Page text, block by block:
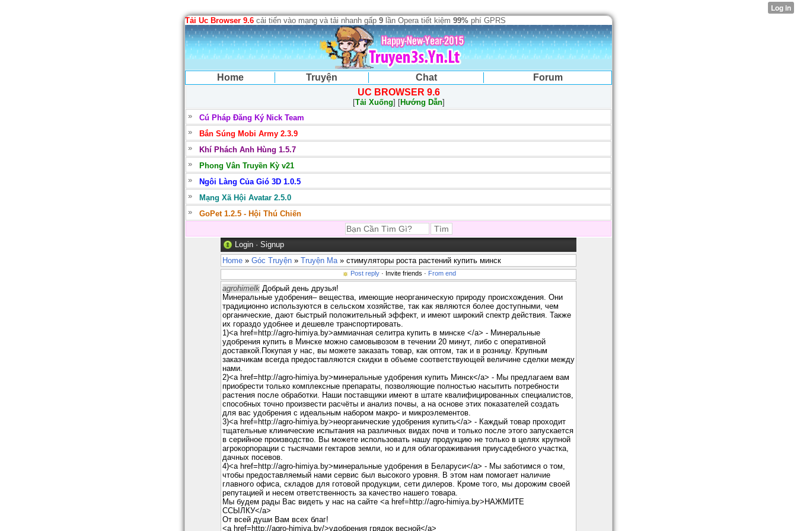
Tải Uc Browser 9.6 cải tiến vào mạng và tải nhanh gấp 9 lần Opera tiết kiệm 99% phí GPRS
Home Truyện Chat
Forum
UC BROWSER 9.6
[Tải Xuống] [Hướng Dẫn]
Cú Pháp Đăng Ký Nick Team
Bắn Súng Mobi Army 2.3.9
Khí Phách Anh Hùng 1.5.7
Phong Vân Truyền Kỳ v21
Ngôi Làng Của Gió 3D 1.0.5
Mạng Xã Hội Avatar 2.5.0
GoPet 1.2.5 - Hội Thú Chiến
Login · Signup
Home » Góc Truyện » Truyện Ma» стимуляторы роста растений купить минск
Post reply · Invite friends · From end
agrohimelk Добрый день друзья!
Минеральные удобрения– вещества, имеющие неорганическую природу происхождения. Они
традиционно используются в сельском хозяйстве, так как являются более доступными, чем
органические, дают быстрый положительный эффект, и имеют широкий спектр действия. Также
их гораздо удобнее и дешевле транспортировать.
1)<a href=http://agro-himiya.by>аммиачная селитра купить в минске </a> - Минеральные
удобрения купить в Минске можно самовывозом в течении 20 минут, либо c оперативной
доставкой.Покупая у нас, вы можете заказать товар, как оптом, так и в розницу. Крупным
заказчикам всегда предоставляются скидки в объеме соответствующей величине сделки между
нами.
2)<a href=http://agro-himiya.by>минеральные удобрения купить Минск</a> - Мы предлагаем вам
приобрести только комплексные препараты, позволяющие полностью насытить потребности
растения после обработки. Наши поставщики имеют в штате квалифицированных специалистов,
способных точно произвести расчёты и анализ почвы, а на основе этих показателей создать
для вас удобрения с идеальным набором макро- и микроэлементов.
3)<a href=http://agro-himiya.by>неорганические удобрения купить</a> - Каждый товар проходит
тщательные клинические испытания на различных видах почв и только после этого запускается
в серийное производство. Вы можете использовать нашу продукцию не только в целях крупной
агрокорпорации с тысячами гектаров земли, но и для облагораживания приусадебного участка,
дачных посевов.
4)<a href=http://agro-himiya.by>минеральные удобрения в Беларуси</a> - Мы заботимся о том,
чтобы предоставляемый нами сервис был высокого уровня. В этом нам помогает наличие
главного офиса, складов для готовой продукции, сети дилеров. Кроме того, мы дорожим своей
репутацией и несем ответственность за качество нашего товара.
Мы будем рады Вас видеть у нас на сайте <a href=http://agro-himiya.by>НАЖМИТЕ
ССЫЛКУ</a>
От всей души Вам всех благ!
<a href=http://agro-himiya.by/>удобрения грядок весной</a>